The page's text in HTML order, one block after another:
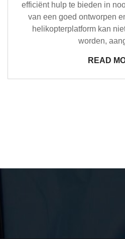
efficiënt hulp te bieden in
van een goed ontworpen
helikopterplatform kan
worden,
READ